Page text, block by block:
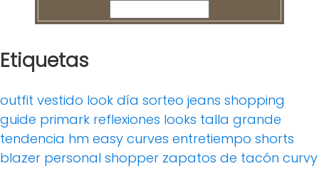
Etiquetas
outfit vestido look día sorteo jeans shopping
guide primark reflexiones looks talla grande
tendencia hm easy curves entretiempo shorts
blazer personal shopper zapatos de tacón curvy